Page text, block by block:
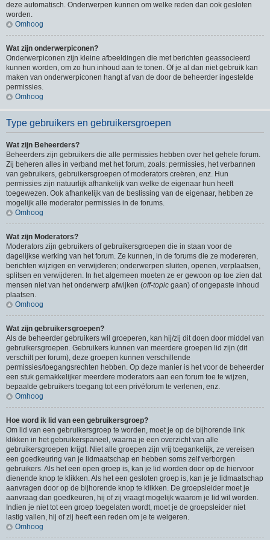
deze automatisch. Onderwerpen kunnen om welke reden dan ook gesloten
worden.
Omhoog
Wat zijn onderwerpiconen?
Onderwerpiconen zijn kleine afbeeldingen die met berichten geassocieerd
kunnen worden, om zo hun inhoud aan te tonen. Of je al dan niet gebruik kan
maken van onderwerpiconen hangt af van de door de beheerder ingestelde
permissies.
Omhoog
Type gebruikers en gebruikersgroepen
Wat zijn Beheerders?
Beheerders zijn gebruikers die alle permissies hebben over het gehele forum.
Zij beheren alles in verband met het forum, zoals: permissies, het verbannen
van gebruikers, gebruikersgroepen of moderators creëren, enz. Hun
permissies zijn natuurlijk afhankelijk van welke de eigenaar hun heeft
toegewezen. Ook afhankelijk van de beslissing van de eigenaar, hebben ze
mogelijk alle moderator permissies in de forums.
Omhoog
Wat zijn Moderators?
Moderators zijn gebruikers of gebruikersgroepen die in staan voor de
dagelijkse werking van het forum. Ze kunnen, in de forums die ze modereren,
berichten wijzigen en verwijderen; onderwerpen sluiten, openen, verplaatsen,
splitsen en verwijderen. In het algemeen moeten ze er gewoon op toe zien dat
mensen niet van het onderwerp afwijken (off-topic gaan) of ongepaste inhoud
plaatsen.
Omhoog
Wat zijn gebruikersgroepen?
Als de beheerder gebruikers wil groeperen, kan hij/zij dit doen door middel van
gebruikersgroepen. Gebruikers kunnen van meerdere groepen lid zijn (dit
verschilt per forum), deze groepen kunnen verschillende
permissies/toegangsrechten hebben. Op deze manier is het voor de beheerder
een stuk gemakkelijker meerdere moderators aan een forum toe te wijzen,
bepaalde gebruikers toegang tot een privéforum te verlenen, enz.
Omhoog
Hoe word ik lid van een gebruikersgroep?
Om lid van een gebruikersgroep te worden, moet je op de bijhorende link
klikken in het gebruikerspaneel, waarna je een overzicht van alle
gebruikersgroepen krijgt. Niet alle groepen zijn vrij toegankelijk, ze vereisen
een goedkeuring van je lidmaatschap en hebben soms zelf verborgen
gebruikers. Als het een open groep is, kan je lid worden door op de hiervoor
dienende knop te klikken. Als het een gesloten groep is, kan je je lidmaatschap
aanvragen door op de bijhorende knop te klikken. De groepsleider moet je
aanvraag dan goedkeuren, hij of zij vraagt mogelijk waarom je lid wil worden.
Indien je niet tot een groep toegelaten wordt, moet je de groepsleider niet
lastig vallen, hij of zij heeft een reden om je te weigeren.
Omhoog